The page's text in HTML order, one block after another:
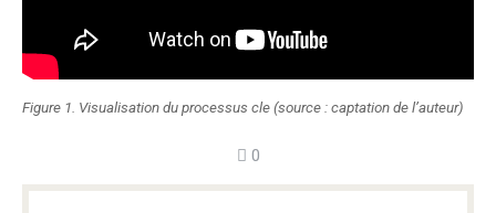
Figure 1. Visualisation du processus cle (source : captation de l’auteur)
0